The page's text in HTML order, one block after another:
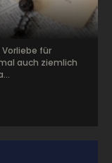
für
auch ziemlich